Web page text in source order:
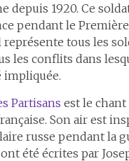
depuis 1920. Ce
pendant le
représente tous les
les conflits dans
impliquée.
Partisans est le chant
Son air est
russe pendant la
été écrites par